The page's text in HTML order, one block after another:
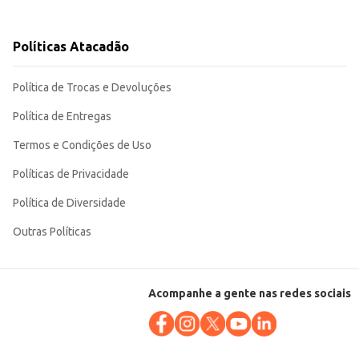
Políticas Atacadão
Política de Trocas e Devoluções
Política de Entregas
Termos e Condições de Uso
Políticas de Privacidade
Política de Diversidade
Outras Políticas
Acompanhe a gente nas redes sociais